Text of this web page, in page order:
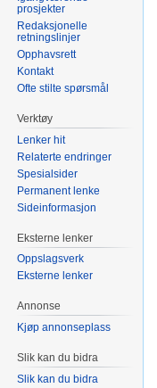
prosjekter
Redaksjonelle
retningslinjer
Opphavsrett
Kontakt
Ofte stilte spørsmål
Verktøy
Lenker hit
Relaterte endringer
Spesialsider
Permanent lenke
Sideinformasjon
Eksterne lenker
Oppslagsverk
Eksterne lenker
Annonse
Kjøp annonseplass
Slik kan du bidra
Slik kan du bidra